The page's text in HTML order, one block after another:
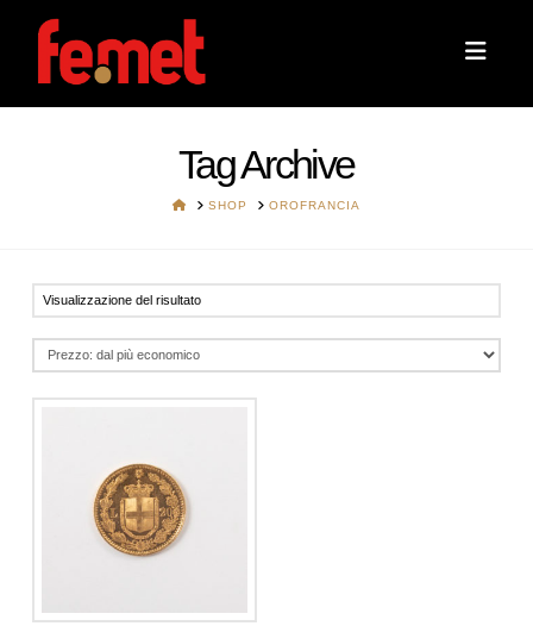
Tag Archive
HOMESHOP OROFRANCIA
Visualizzazione del risultato